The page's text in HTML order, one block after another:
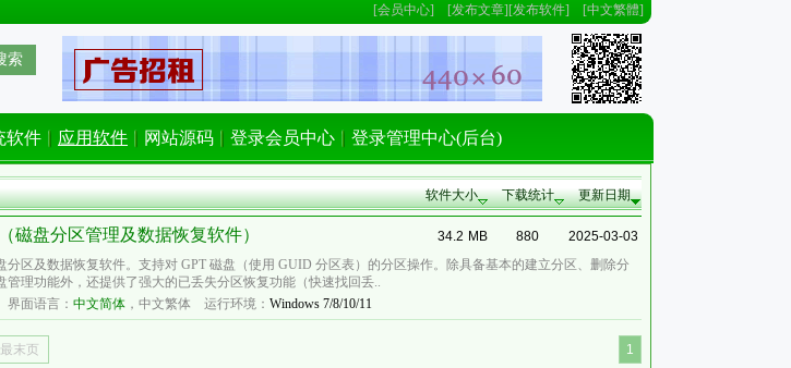
[会员中心] [发布文章][发布软件] [中文繁體]
软件 应用软件 网站源码 登录会员中心 登录管理中心(后台)
软件大小 下载统计 更新日期
磁盘分区管理及数据恢复软件） 34.2 MB 880
2025-03-03
分区及数据恢复软件。支持对 GPT 磁盘（使用 GUID 分区表）的分区操作。除具备基本的建立分区、删除分
管理功能外，还提供了强大的已丢失分区恢复功能（快速找回丢..
界面语言： 中文简体 ， 中文繁体 运行环境： Windows 7/8/10/11
最末页 1